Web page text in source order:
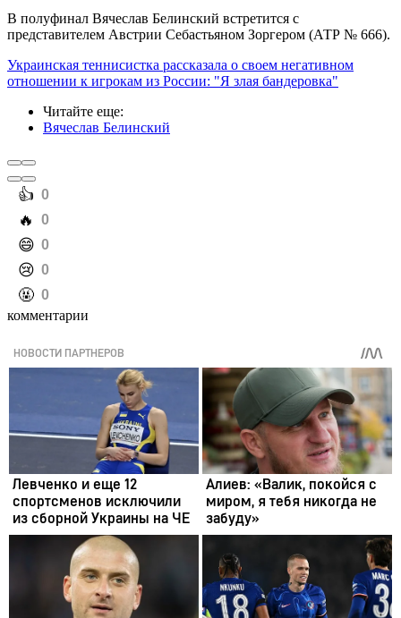
В полуфинал Вячеслав Белинский встретится с
представителем Австрии Себастьяном Зоргером (АТР № 666).
Украинская теннисистка рассказала о своем негативном
отношении к игрокам из России: "Я злая бандеровка"
Читайте еще:
Вячеслав Белинский
️👍 0
️🔥 0
️😄 0
️😢 0
️🤬 0
комментарии